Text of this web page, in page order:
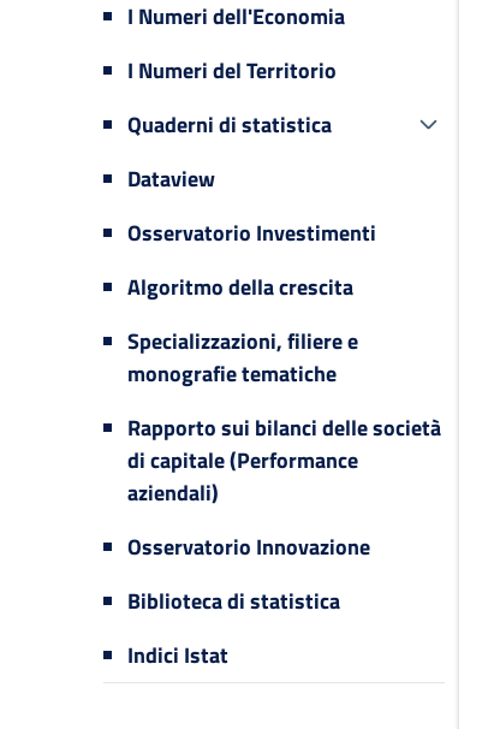
I Numeri dell'Economia
I Numeri del Territorio
Quaderni di statistica
Dataview
Osservatorio Investimenti
Algoritmo della crescita
Specializzazioni, filiere e
monografie tematiche
Rapporto sui bilanci delle società
di capitale (Performance
aziendali)
Osservatorio Innovazione
Biblioteca di statistica
Indici Istat